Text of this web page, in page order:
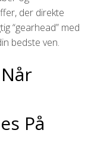
der direkte
“gearhead” med
bedste ven.
På